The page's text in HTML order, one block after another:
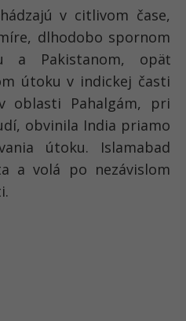
v citlivom čase,
dlhodobo spornom
a Pakistanom, opäť
útoku v indickej časti
oblasti Pahalgám, pri
obvinila India priamo
útoku. Islamabad
a volá po nezávislom